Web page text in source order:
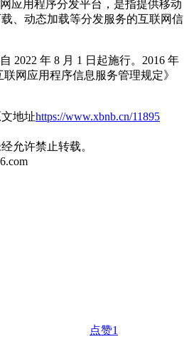
应用程序分发平台，是指提供移动
、动态加载等分发服务的互联网信
2022 年 8 月 1 日起施行。2016 年
网应用程序信息服务管理规定》
地址https://www.xbnb.cn/11895
允许禁止转载。
点赞1